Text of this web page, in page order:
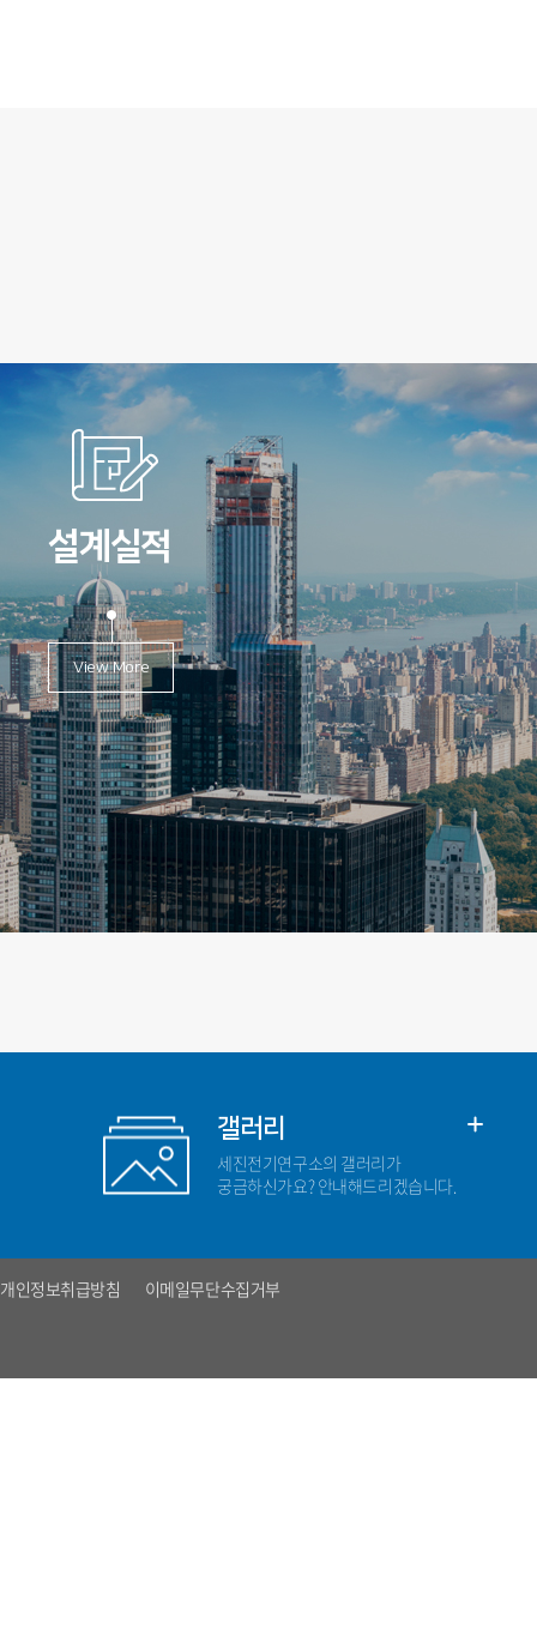
설계실적
View More
갤러리
세진전기연구소의 갤러리가
궁금하신가요? 안내해드리겠습니다.
개인정보취급방침 이메일무단수집거부